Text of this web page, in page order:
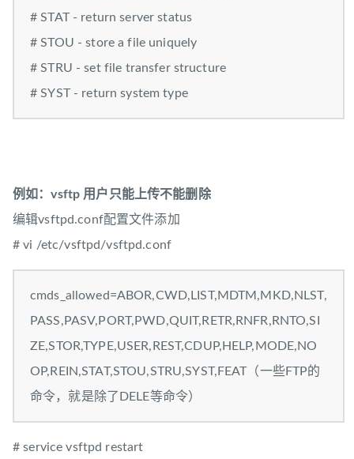
# STAT - return server status
# STOU - store a file uniquely
# STRU - set file transfer structure
# SYST - return system type
例如：vsftp 用户只能上传不能删除
编辑vsftpd.conf配置文件添加
# vi /etc/vsftpd/vsftpd.conf
cmds_allowed=ABOR,CWD,LIST,MDTM,MKD,NLST,
PASS,PASV,PORT,PWD,QUIT,RETR,RNFR,RNTO,SI
ZE,STOR,TYPE,USER,REST,CDUP,HELP,MODE,NO
OP,REIN,STAT,STOU,STRU,SYST,FEAT（一些FTP的
命令，就是除了DELE等命令）
# service vsftpd restart